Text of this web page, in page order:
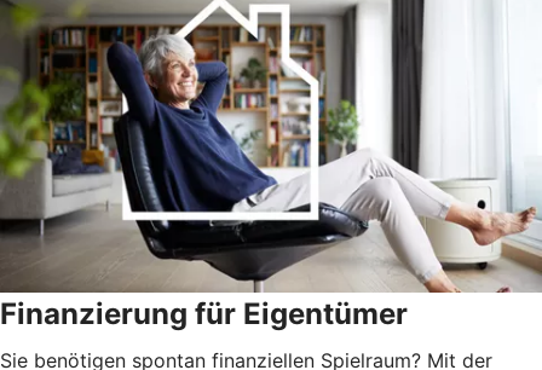
Finanzierung für Eigentümer
Sie benötigen spontan finanziellen Spielraum? Mit der